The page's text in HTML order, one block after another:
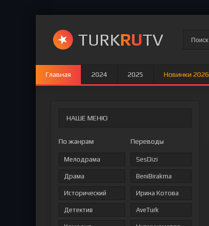
TURKRUTV
Главная 2024 2025 Новинки 2026
НАШЕ МЕНЮ
По жанрам
Мелодрама
Драма
Исторический
Детектив
Переводы
SesDizi
BeniBirakma
Ирина Котова
AveTurk